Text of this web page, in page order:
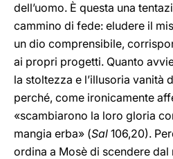
dell’uomo. È questa una
cammino di fede: eludere il
un dio comprensibile,
ai propri progetti. Quanto
la stoltezza e l’illusoria vanità
perché, come ironicamente
«scambiarono la loro gloria
mangia erba» (Sal 106,20).
ordina a Mosè di scendere